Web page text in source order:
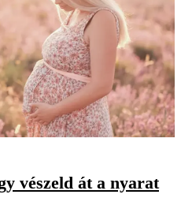
vészeld át a nyarat